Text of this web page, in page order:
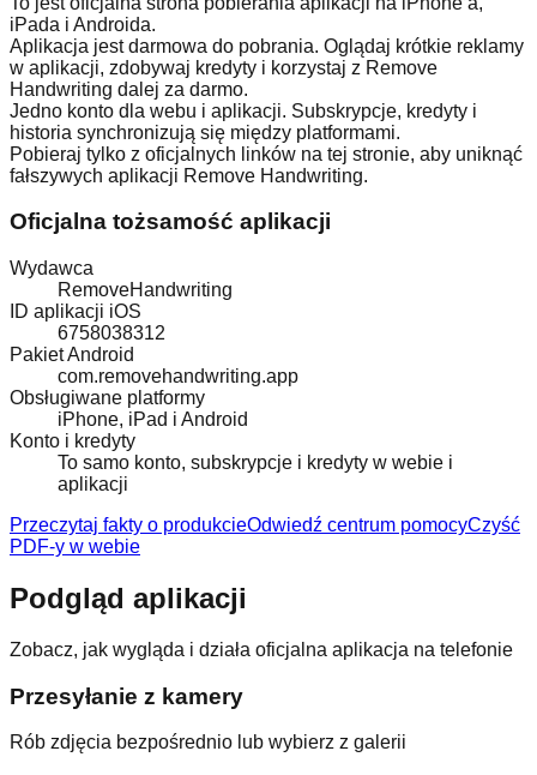
iPada i Androida.
Aplikacja jest darmowa do pobrania. Oglądaj krótkie reklamy
w aplikacji, zdobywaj kredyty i korzystaj z Remove
Handwriting dalej za darmo.
Jedno konto dla webu i aplikacji. Subskrypcje, kredyty i
historia synchronizują się między platformami.
Pobieraj tylko z oficjalnych linków na tej stronie, aby uniknąć
fałszywych aplikacji Remove Handwriting.
Oficjalna tożsamość aplikacji
Wydawca
RemoveHandwriting
ID aplikacji iOS
6758038312
Pakiet Android
com.removehandwriting.app
Obsługiwane platformy
iPhone, iPad i Android
Konto i kredyty
To samo konto, subskrypcje i kredyty w webie i
aplikacji
Przeczytaj fakty o produkcieOdwiedź centrum pomocyCzyść
PDF-y w webie
Podgląd aplikacji
Zobacz, jak wygląda i działa oficjalna aplikacja na telefonie
Przesyłanie z kamery
Rób zdjęcia bezpośrednio lub wybierz z galerii